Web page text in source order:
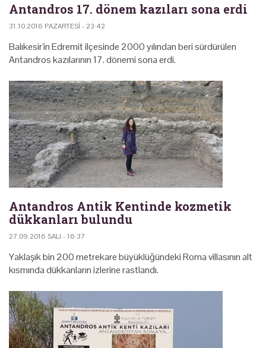
Antandros 17. dönem kazıları sona erdi
31.10.2016 PAZARTESI - 23:42
Balıkesir'in Edremit ilçesinde 2000 yılından beri sürdürülen
Antandros kazılarının 17. dönemi sona erdi.
Antandros Antik Kentinde kozmetik
dükkanları bulundu
27.09.2016 SALI - 16:37
Yaklaşık bin 200 metrekare büyüklüğündeki Roma villasının alt
kısmında dükkanların izlerine rastlandı.